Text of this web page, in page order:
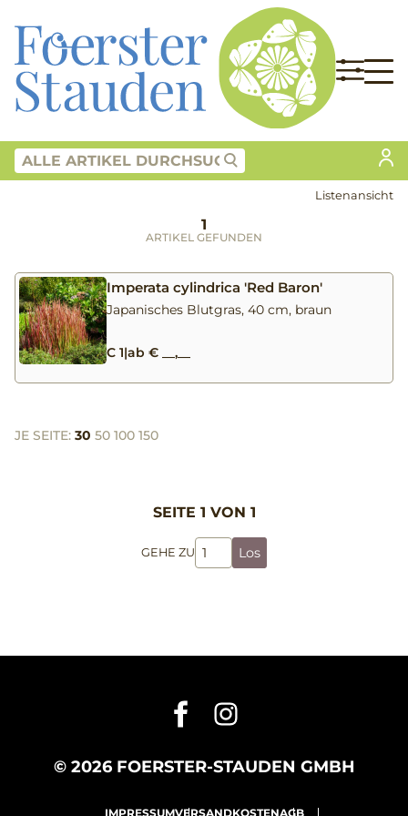
Listenansicht
1
ARTIKEL GEFUNDEN
Imperata cylindrica 'Red Baron'
Japanisches Blutgras, 40 cm, braun
C 1|ab € __,__
JE SEITE: 30 50 100 150
SEITE 1 VON 1
GEHE ZU Los
© 2026 FOERSTER-STAUDEN GMBH
IMPRESSUMVERSANDKOSTENAGB